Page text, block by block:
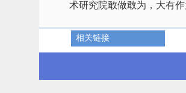
术研究院敢做敢为，大有作
相关链接